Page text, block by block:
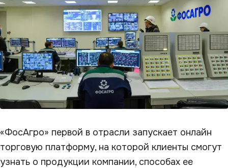
«ФосАгро» первой в отрасли запускает онлайн
торговую платформу, на которой клиенты смогут
узнать о продукции компании, способах ее